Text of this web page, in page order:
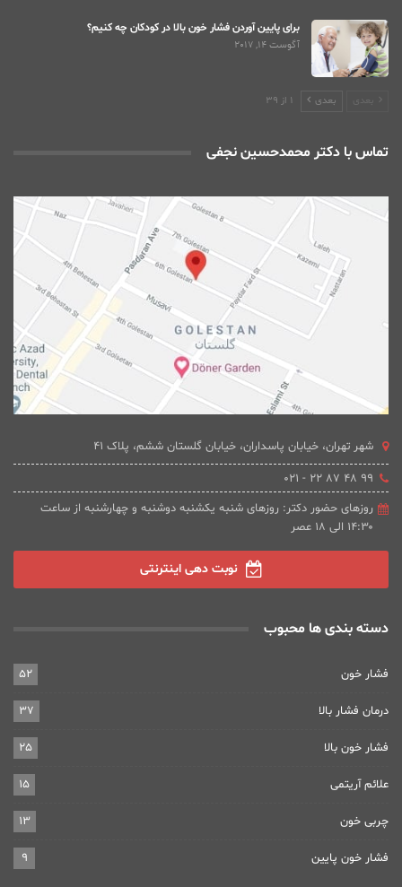
برای پایین آوردن فشار خون بالا در کودکان چه کنیم؟
آگوست 14, 2017
بعدی بعدی 1 از 39
تماس با دکتر محمدحسین نجفی
شهر تهران، خیابان پاسداران، خیابان گلستان ششم، پلاک 41
۹۹ ۴۸ ۸۷ ۲۲ - ۰۲۱
روزهای حضور دکتر: روزهای شنبه یکشنبه دوشنبه و چهارشنبه از ساعت
۱۴:۳۰ الی ۱۸ عصر
نوبت دهی اینترنتی
دسته بندی ها محبوب
فشار خون 52
درمان فشار بالا 37
فشار خون بالا 25
علائم آریتمی 15
چربی خون 13
فشار خون پایین 9